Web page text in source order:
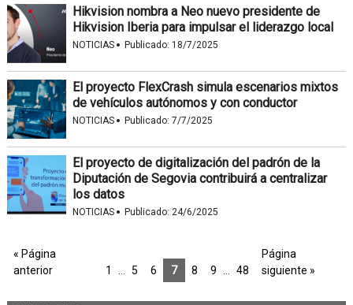
Hikvision nombra a Neo nuevo presidente de
Hikvision Iberia para impulsar el liderazgo local
NOTICIAS · Publicado: 18/7/2025
El proyecto FlexCrash simula escenarios mixtos
de vehículos autónomos y con conductor
NOTICIAS · Publicado: 7/7/2025
El proyecto de digitalización del padrón de la
Diputación de Segovia contribuirá a centralizar
los datos
NOTICIAS · Publicado: 24/6/2025
« Página
anterior
1 5 6 7 8 9 48
Página
siguiente »